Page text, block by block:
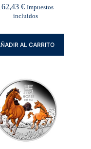
€ Impuestos
incluidos
AL CARRITO